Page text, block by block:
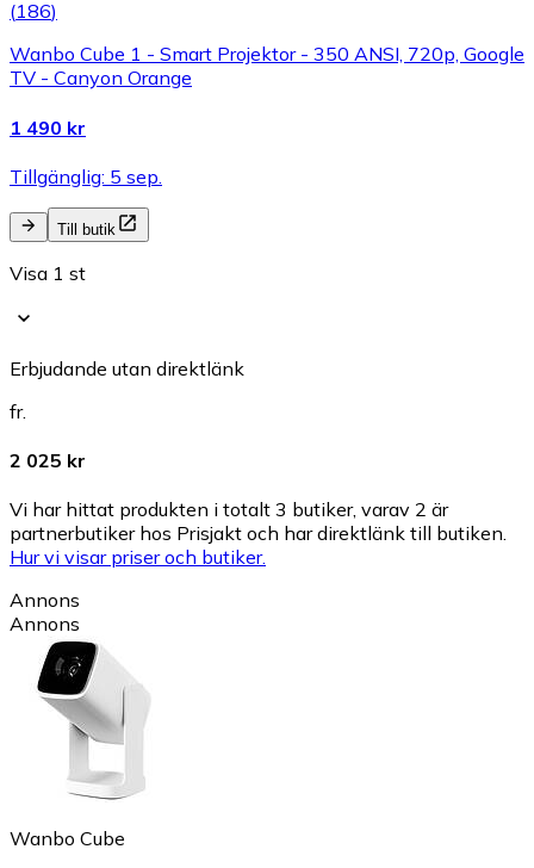
(186)
Wanbo Cube 1 - Smart Projektor - 350 ANSI, 720p, Google
TV - Canyon Orange
1 490 kr
Tillgänglig: 5 sep.
Till butik
Visa 1 st
Erbjudande utan direktlänk
fr.
2 025 kr
Vi har hittat produkten i totalt 3 butiker, varav 2 är
partnerbutiker hos Prisjakt och har direktlänk till butiken.
Hur vi visar priser och butiker.
Annons
Annons
Wanbo Cube